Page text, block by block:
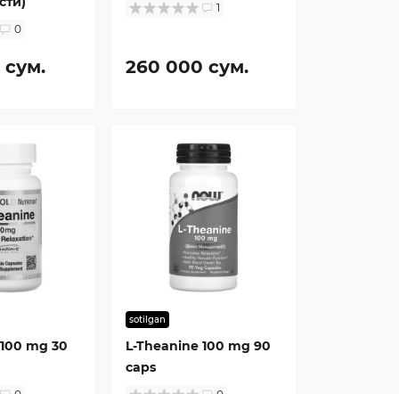
0
сум.
1
260 000 сум.
mg 30
sotilgan
L-Theanine 100 mg 90
caps